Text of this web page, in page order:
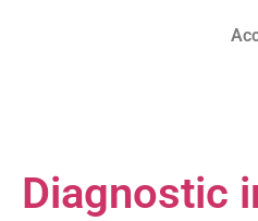
Diagnostic